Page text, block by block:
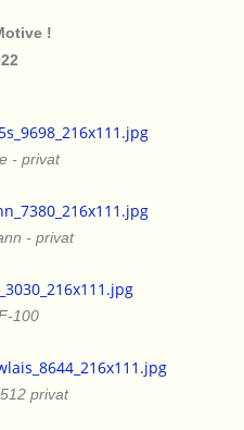
!
- privat
- privat
100
privat